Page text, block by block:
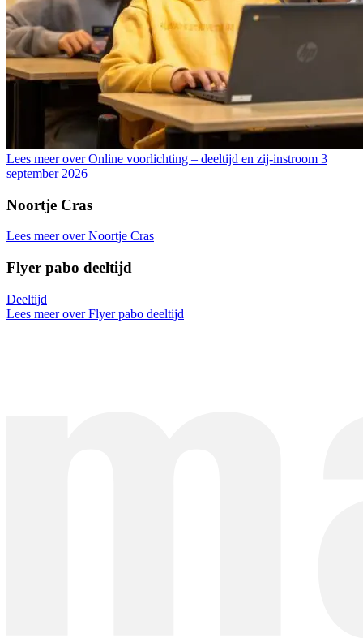
Lees meer over Online voorlichting – deeltijd en zij-instroom 3
september 2026
Noortje Cras
Lees meer over Noortje Cras
Flyer pabo deeltijd
Deeltijd
Lees meer over Flyer pabo deeltijd